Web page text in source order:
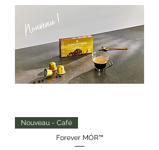
Nouveau - Café
Forever MÓR™